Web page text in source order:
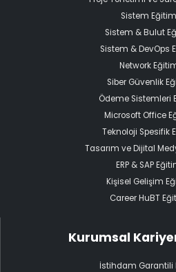
Sistem
Sistem & Bulut
Sistem & DevOps
Network
Siber Güvenlik
Ödeme Sistemleri
Microsoft Office
Teknoloji Spesifik
Tasarım ve Dijital
ERP & SAP
Kişisel Gelişim
Career HuBT
Kurumsal
İstihdam Garantili